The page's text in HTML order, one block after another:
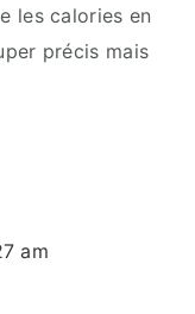
les calories en
précis mais
am